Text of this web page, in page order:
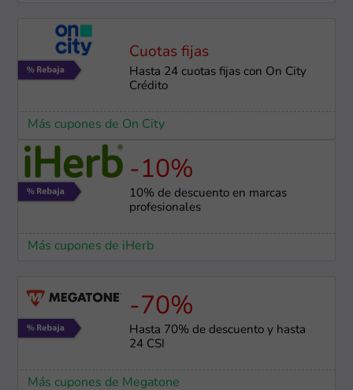
Cuotas fijas
Hasta 24 cuotas fijas con On City
Crédito
Más cupones de On City
-10%
10% de descuento en marcas
profesionales
Más cupones de iHerb
-70%
Hasta 70% de descuento y hasta
24 CSI
Más cupones de Megatone